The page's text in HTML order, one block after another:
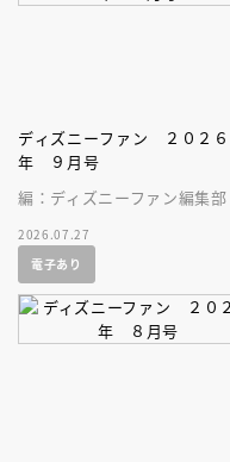
ディズニーファン ２０２６
年 ９月号
編：ディズニーファン編集部
2026.07.27
電子あり